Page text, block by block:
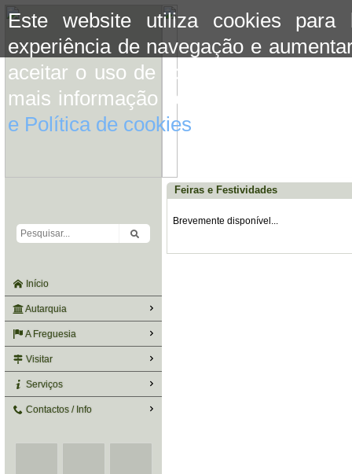
Este website utiliza cookies para
experiência de navegação e
aceitar o uso de cookies basta
mais informação consulte a
e Política de cookies
Início
Autarquia
A Freguesia
Visitar
Serviços
Contactos / Info
Feiras e Festividades
Brevemente disponível...